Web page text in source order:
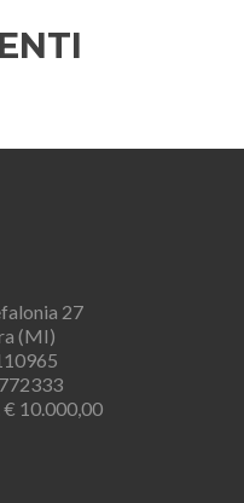
27
(MI)
€ 10.000,00